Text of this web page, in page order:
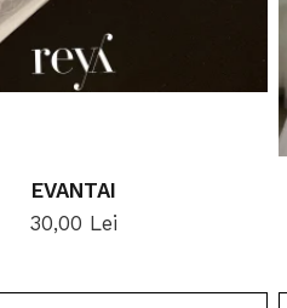
EVANTAI
30,00 Lei